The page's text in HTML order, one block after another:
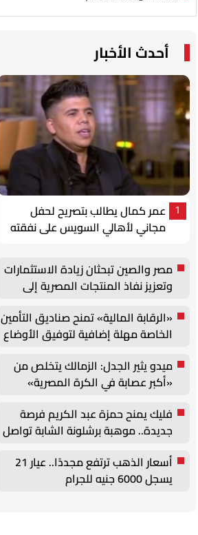
أحدث الأخبار
1
عمر كمال يطالب بتصريح لحفل
مجاني لأهالي السويس على نفقته
مصر والصين تبحثان زيادة الاستثمارات
وتعزيز نفاذ المنتجات المصرية إلى
«الرقابة المالية» تمنح صناديق التأمين
الخاصة مهلة إضافية لتوفيق الأوضاع
ميدو يثير الجدل: الزمالك يتخلص من
«أكبر عصابة في الكرة المصرية»
فليك يمنح حمزة عبد الكريم فرصة
جديدة.. موهبة برشلونة الشابة تواصل
أسعار الذهب ترتفع مجددًا.. عيار 21
يسجل 6000 جنيه للجرام